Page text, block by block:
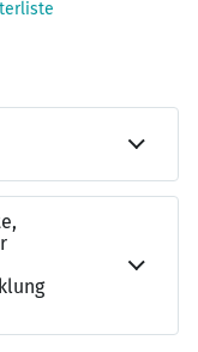
Ziele und
erhältst du